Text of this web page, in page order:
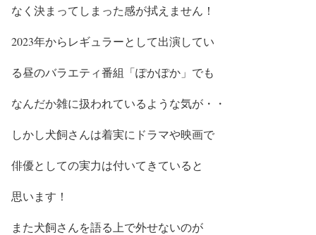
なく決まってしまった感が拭えません！
2023年からレギュラーとして出演してい
る昼のバラエティ番組 「ぽかぽか」でも
なんだか雑に扱われているような気が・・
しかし犬飼さんは着実にドラマや映画で
俳優としての実力は付いてきていると
思います！
また犬飼さんを語る上で外せないのが